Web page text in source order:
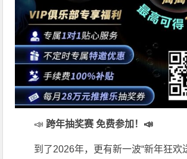
📣跨年抽奖赛 免费参加 ！📣
到了2026年，更有新一波“新年狂欢